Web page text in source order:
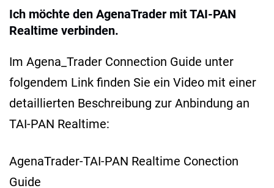
Ich möchte den AgenaTrader mit TAI-PAN
Realtime verbinden.
Im Agena_Trader Connection Guide unter
folgendem Link finden Sie ein Video mit einer
detaillierten Beschreibung zur Anbindung an
TAI-PAN Realtime:
AgenaTrader-TAI-PAN Realtime Conection
Guide